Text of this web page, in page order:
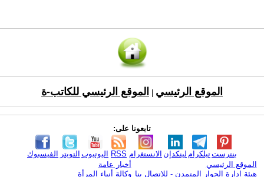
الموقع الرئيسي الموقع الرئيسي للكاتب-ة
تابعونا على:
الفيسبوك التويتر اليوتيوب RSS الانستغرام لينكدإن تيلكرامبنترست
الموقع الرئيسي
هيئة ادارة الحوار المتمدن - للإتصال بنا
أخبار عامة
وكالة أنباء المرأة